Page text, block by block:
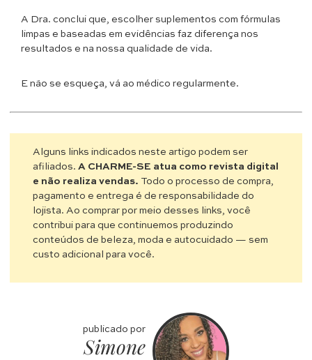
A Dra. conclui que, escolher suplementos com fórmulas
limpas e baseadas em evidências faz diferença nos
resultados e na nossa qualidade de vida.
E não se esqueça, vá ao médico regularmente.
Alguns links indicados neste artigo podem ser
afiliados.A CHARME-SE atua como revista digital
e não realiza vendas. Todo o processo de compra,
pagamento e entrega é de responsabilidade do
lojista. Ao comprar por meio desses links, você
contribui para que continuemos produzindo
conteúdos de beleza, moda e autocuidado — sem
custo adicional para você.
publicado por
Simone